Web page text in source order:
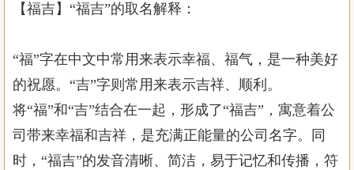
【福吉】“福吉”的取名解释：
“福”字在中文中常用来表示幸福、福气，是一种美好
的祝愿。“吉”字则常用来表示吉祥、顺利。
将“福”和“吉”结合在一起，形成了“福吉”，寓意着公
司带来幸福和吉祥，是充满正能量的公司名字。同
时，“福吉”的发音清晰、简洁，易于记忆和传播，符